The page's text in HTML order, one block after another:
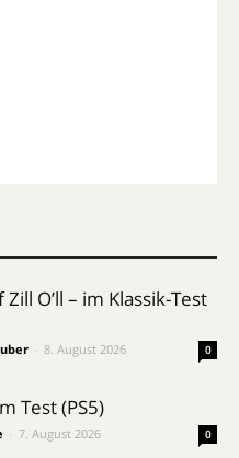
O’ll – im Klassik-Test
8. August 2026 0
Test (PS5)
7. August 2026 0